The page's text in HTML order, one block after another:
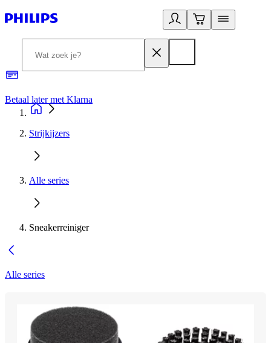
Betaal later met Klarna
Strijkijzers
Alle series
Sneakerreiniger
Alle series